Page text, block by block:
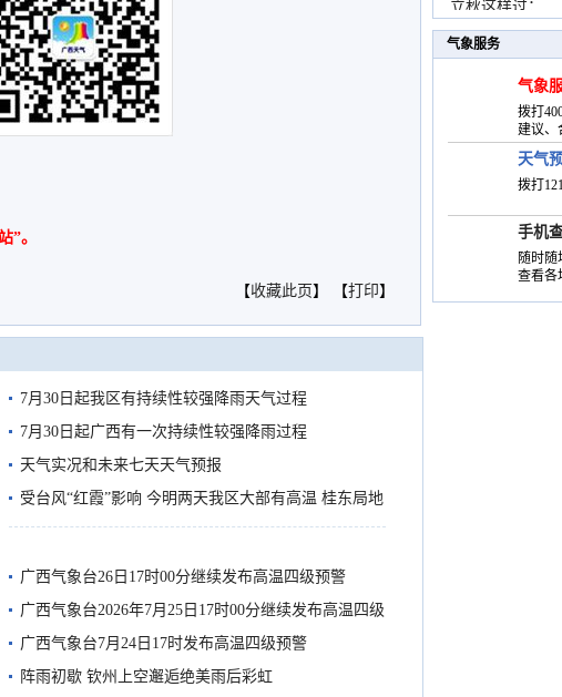
”。
【收藏此页 】 【打印】
7月30日起我区有持续性较强降雨天气过程
7月30日起广西有一次持续性较强降雨过程
天气实况和未来七天天气预报
受台风“红霞”影响 今明两天我区大部有高温 桂东局地
有较强降雨
广西气象台26日17时00分继续发布高温四级预警
广西气象台2026年7月25日17时00分继续发布高温四级
预警
广西气象台7月24日17时发布高温四级预警
阵雨初歇 钦州上空邂逅绝美雨后彩虹
立秋这样过：
气象服务
气象
拨打
建议、
天气
拨打
手机
随时随
查看各